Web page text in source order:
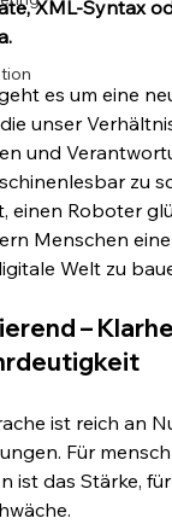
XML-Syntax
es um eine
unser
und
zu
einen Roboter
Menschen
Welt zu
–
ist reich an
Für
ist das Stärke, für